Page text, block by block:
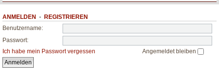
ANMELDEN • REGISTRIEREN
Benutzername:
Passwort:
Ich habe mein Passwort vergessen
Angemeldet bleiben